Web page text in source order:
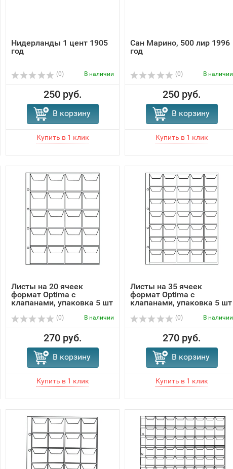
Нидерланды 1 цент 1905
год
(0) В наличии
250 руб.
В корзину
Сан Марино, 500 лир 1996
год
(0) В наличии
250 руб.
В корзину
Листы на 20 ячеек
формат Optima с
клапанами, упаковка 5 шт
(0) В наличии
270 руб.
В корзину
Листы на 35 ячеек
формат Optima с
клапанами, упаковка 5 шт
(0) В наличии
270 руб.
В корзину